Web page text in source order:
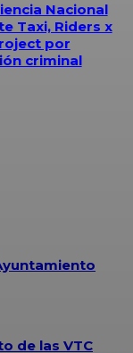
Nacional
Taxi, Riders x
por
criminal
de las VTC